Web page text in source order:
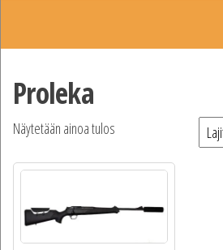
Proleka
Näytetään ainoa tulos